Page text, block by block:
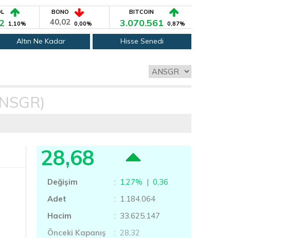
1,10%
BONO
40,02 0,00%
BITCOIN
3.070.561 0,87%
Altın Ne Kadar Hisse Senedi
28,68
Değişim : 1,27% | 0,36
Adet
: 1.184.064
Hacim
: 33.625.147
Önceki Kapanış
: 28,32